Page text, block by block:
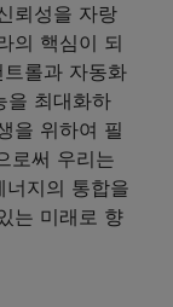
뢰성을 자랑
의 핵심이 되
롤과 자동화
을 최대화하
을 위하여 필
로써 우리는
지의 통합을
는 미래로 향